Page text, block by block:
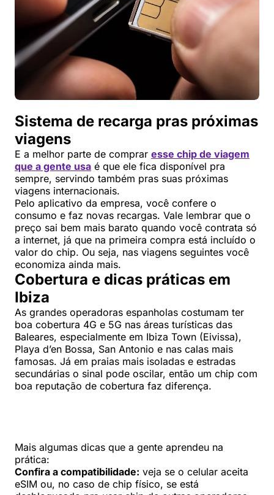
Sistema de recarga pras próximas
viagens
E a melhor parte de comprar esse chip de viagem
que a gente usa é que ele fica disponível pra
sempre, servindo também pras suas próximas
viagens internacionais.
Pelo aplicativo da empresa, você confere o
consumo e faz novas recargas. Vale lembrar que o
preço sai bem mais barato quando você contrata só
a internet, já que na primeira compra está incluído o
valor do chip. Ou seja, nas viagens seguintes você
economiza ainda mais.
Cobertura e dicas práticas em
Ibiza
As grandes operadoras espanholas costumam ter
boa cobertura 4G e 5G nas áreas turísticas das
Baleares, especialmente em Ibiza Town (Eivissa),
Playa d’en Bossa, San Antonio e nas calas mais
famosas. Já em praias mais isoladas e estradas
secundárias o sinal pode oscilar, então um chip com
boa reputação de cobertura faz diferença.
Mais algumas dicas que a gente aprendeu na
prática:
Confira a compatibilidade: veja se o celular aceita
eSIM ou, no caso de chip físico, se está